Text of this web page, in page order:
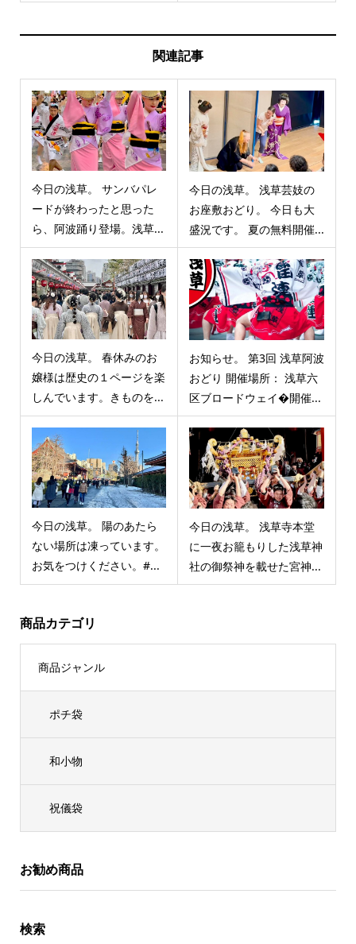
関連記事
今日の浅草。 サンバパレ
ードが終わったと思った
ら、阿波踊り登場。浅草...
今日の浅草。 浅草芸妓の
お座敷おどり。 今日も大
盛況です。 夏の無料開催...
今日の浅草。 春休みのお
嬢様は歴史の１ページを楽
しんでいます。きものを...
お知らせ。 第3回 浅草阿波
おどり 開催場所： 浅草六
区ブロードウェイ�開催...
今日の浅草。 陽のあたら
ない場所は凍っています。
お気をつけください。#...
今日の浅草。 浅草寺本堂
に一夜お籠もりした浅草神
社の御祭神を載せた宮神...
商品カテゴリ
商品ジャンル
ポチ袋
和小物
祝儀袋
お勧め商品
検索